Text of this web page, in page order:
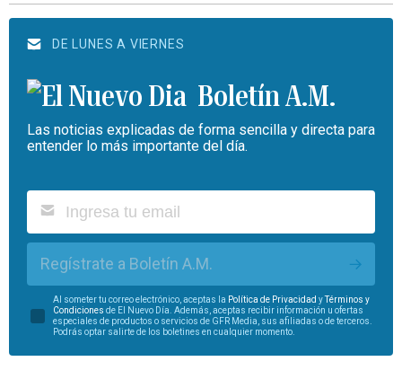
DE LUNES A VIERNES
Boletín A.M.
Las noticias explicadas de forma sencilla y directa para
entender lo más importante del día.
Regístrate a Boletín A.M.
Al someter tu correo electrónico, aceptas la Política de Privacidad yTérminos y
Condiciones de El Nuevo Día. Además, aceptas recibir información u ofertas
especiales de productos o servicios de GFR Media, sus afiliadas o de terceros.
Podrás optar salirte de los boletines en cualquier momento.